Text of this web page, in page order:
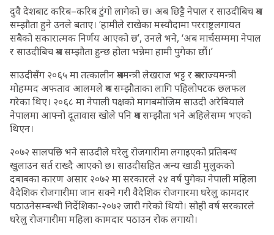
दुवै देशबाट करिब–करिब टुंगो लागेको छ। अब छिट्टै नेपाल र साउदीबिच श्रम
सम्झौता हुने उनले बताए। ‘हामीले राखेका मस्यौदामा परराष्ट्रलगायत
सबैको सकारात्मक निर्णय आएको छ’, उनले भने, ‘अब मार्चसम्ममा नेपाल
र साउदीबिच श्रम सम्झौता हुन्छ होला भन्नेमा हामी पुगेका छौं।’
साउदीसँग २०६५ मा तत्कालीन श्रममन्त्री लेखराज भट्ट र श्रमराज्यमन्त्री
मोहम्मद अफताव आलमले श्रम सम्झौताका लागि पहिलोपटक छलफल
गरेका थिए। २०६८ मा नेपाली पक्षको मागबमोजिम साउदी अरेबियाले
नेपालमा आफ्नो दूतावास खोले पनि श्रम सम्झौता भने अहिलेसम्म भएको
थिएन।
२०७२ सालपछि भने साउदीले घरेलु रोजगारीमा लगाइएको प्रतिबन्ध
खुलाउन सर्त राख्दै आएको छ। साउदीसहित अन्य खाडी मुलुकको
दबाबका कारण असार २०७२ मा सरकारले २४ वर्ष पुगेका नेपाली महिला
वैदेशिक रोजगारीमा जान सक्ने गरी वैदेशिक रोजगारमा घरेलु कामदार
पठाउनेसम्बन्धी निर्देशिका-२०७२ जारी गरेको थियो। सोही वर्ष सरकारले
घरेलु रोजगारीमा महिला कामदार पठाउन रोक लगायो।